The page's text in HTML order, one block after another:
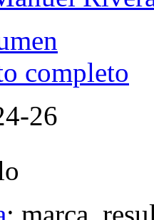
completo
26